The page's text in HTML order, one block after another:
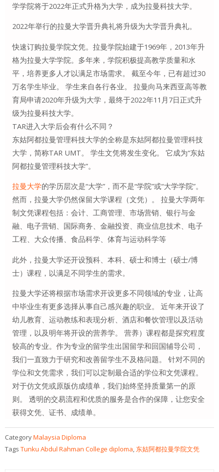
学学院将于2022年正式升格为大学，成为拉曼科技大学。
2022年举行的拉曼大学晋升典礼将升级为大学晋升典礼。
快速订购拉曼学院文凭。拉曼学院始建于1969年，2013年升
格为拉曼大学学院。多年来，学院积极提高教学质量和水
平，培养更多人才以满足市场需求。 截至今年，已有超过30
万名学生毕业。 学生来自各行各业。 拉曼向马来西亚高等教
育局申请2020年升级为大学，最终于2022年11月7日正式升
级为拉曼科技大学。
TAR进入大学后会有什么不同？
东姑阿都拉曼管理科技大学的全称是东姑阿都拉曼管理科技
大学，简称TAR UMT。 学生文凭将发生变化。 它成为“东姑
阿都拉曼管理科技大学”。
拉曼大学的学历层次是“大学”，而不是“学院”或“大学学院”。
然而，拉曼大学仍然保留大学课程（文凭）。 拉曼大学两年
制文凭课程包括：会计、工商管理、市场营销、银行与金
融、电子营销、国际商务、金融投资、商业信息技术、电子
工程、大众传播、食品科学、体育与运动科学等
此外，拉曼大学还开设预科、本科、硕士和博士（硕士/博
士）课程，以满足不同学生的需求。
拉曼大学还将根据市场需求开设更多不同领域的专业，让高
中毕业生有更多选择从事自己感兴趣的职业。 近年来开设了
幼儿教育、运动教练和表现分析、酒店和餐饮管理以及活动
管理，以及明年将开设的营养学。 营养）课程都是探究程度
较高的专业。作为专业的留学生出国留学和回国辅导公司，
我们一直致力于研究和改善留学生不及格问题。 针对不同的
学位和文凭需求，我们可以定制最合适的学位和文凭课程。
对于仿文凭或原版仿成绩单，我们始终坚持质量第一的原
则。 透明的交易流程和优质的服务是合作的保障，让您安全
获得文凭、证书、成绩单。
CategoryMalaysia Diploma
Tags Tunku Abdul Rahman College diploma 东姑阿都拉曼学院文凭